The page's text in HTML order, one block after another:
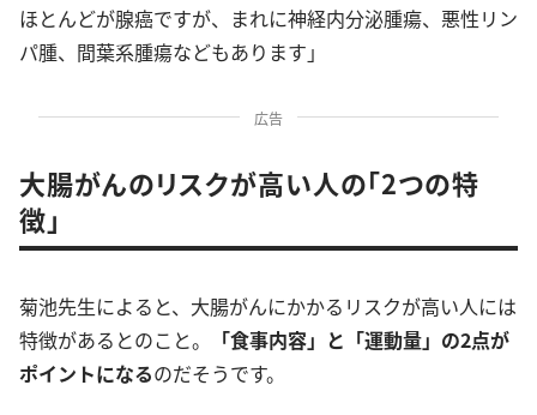
ほとんどが腺癌ですが、まれに神経内分泌腫瘍、悪性リン
パ腫、間葉系腫瘍などもあります」
広告
大腸がんのリスクが高い人の「2つの特
徴」
菊池先生によると、大腸がんにかかるリスクが高い人には
特徴があるとのこと。
「食事内容」と「運動量」の2点が
ポイントになるのだそうです。